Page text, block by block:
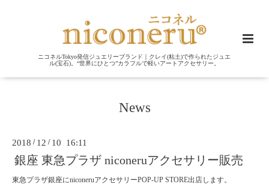
ニコネルTokyo発信ジュエリーブランド｜クレイ(粘土)で作られたジュエ
ル(宝石)。“世界にひとつ”カラフルで軽いアートアクセサリー。
News
2018 / 12 / 10 16:11
銀座 東急プラザ niconeruアクセサリー販売
東急プラザ銀座にniconeruアクセサリーPOP-UP STORE出店します。